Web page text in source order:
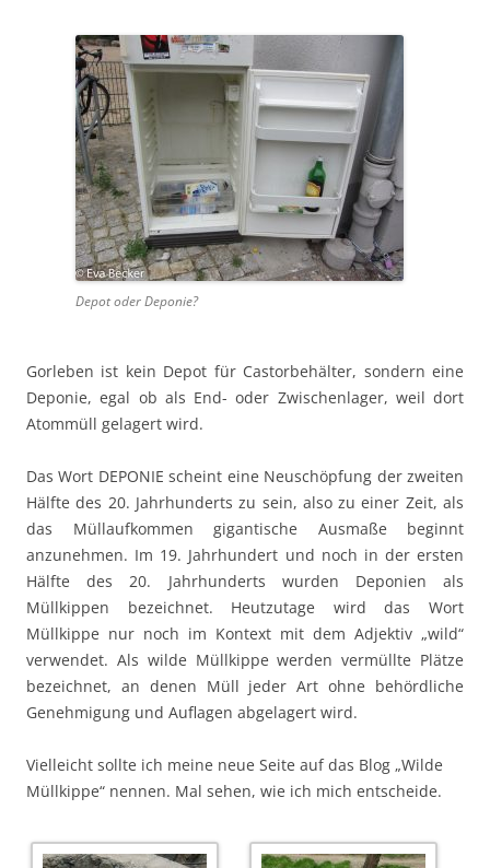
Depot oder Deponie?
Gorleben ist kein Depot für Castorbehälter, sondern eine
Deponie, egal ob als End- oder Zwischenlager, weil dort
Atommüll gelagert wird.
Das Wort DEPONIE scheint eine Neuschöpfung der zweiten
Hälfte des 20. Jahrhunderts zu sein, also zu einer Zeit, als
das Müllaufkommen gigantische Ausmaße beginnt
anzunehmen. Im 19. Jahrhundert und noch in der ersten
Hälfte des 20. Jahrhunderts wurden Deponien als
Müllkippen bezeichnet. Heutzutage wird das Wort
Müllkippe nur noch im Kontext mit dem Adjektiv „wild“
verwendet. Als wilde Müllkippe werden vermüllte Plätze
bezeichnet, an denen Müll jeder Art ohne behördliche
Genehmigung und Auflagen abgelagert wird.
Vielleicht sollte ich meine neue Seite auf das Blog „Wilde
Müllkippe“ nennen. Mal sehen, wie ich mich entscheide.